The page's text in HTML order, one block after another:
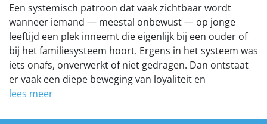
Een systemisch patroon dat vaak zichtbaar wordt
wanneer iemand — meestal onbewust — op jonge
leeftijd een plek inneemt die eigenlijk bij een ouder of
bij het familiesysteem hoort. Ergens in het systeem was
iets onafs, onverwerkt of niet gedragen. Dan ontstaat
er vaak een diepe beweging van loyaliteit en
lees meer